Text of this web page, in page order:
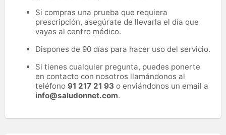
Si compras una prueba que requiera
prescripción, asegúrate de llevarla el día que
vayas al centro médico.
Dispones de 90 días para hacer uso del servicio.
Si tienes cualquier pregunta, puedes ponerte
en contacto con nosotros llamándonos al
teléfono 91 217 21 93 o enviándonos un email a
info@saludonnet.com.